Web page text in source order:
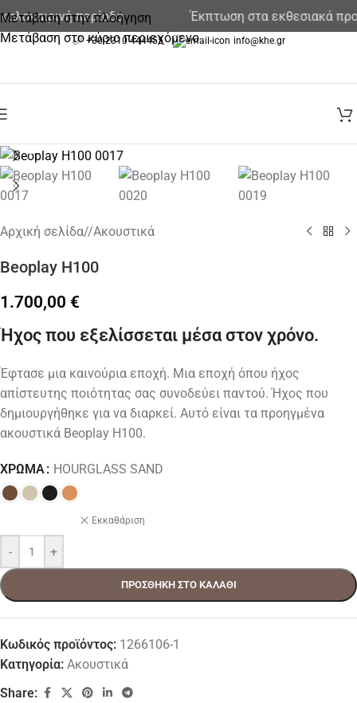
Μετάβαση στην πλοήγηση
Μετάβαση στο κύριο περιεχόμενο
περίοδο Έκπτωση στα εκθεσιακά
+30 2310 444455 info@khe.gr
Αρχική σελίδα/ Ακουστικά
Beoplay H100
1.700,00 €
Ήχος που εξελίσσεται μέσα στον χρόνο.
Έφτασε μια καινούρια εποχή. Μια εποχή όπου ήχος
απίστευτης ποιότητας σας συνοδεύει παντού. Ήχος που
δημιουργήθηκε για να διαρκεί. Αυτό είναι τα προηγμένα
ακουστικά Beoplay H100.
ΧΡΏΜΑ HOURGLASS SAND
Εκκαθάριση
- +
ΠΡΟΣΘΉΚΗ ΣΤΟ ΚΑΛΆΘΙ
Κωδικός προϊόντος: 1266106-1
Κατηγορία: Ακουστικά
Share: